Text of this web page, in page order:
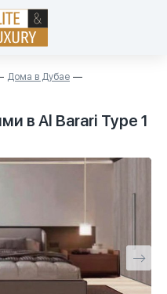
Дома в Дубае
в Al Barari Type 1